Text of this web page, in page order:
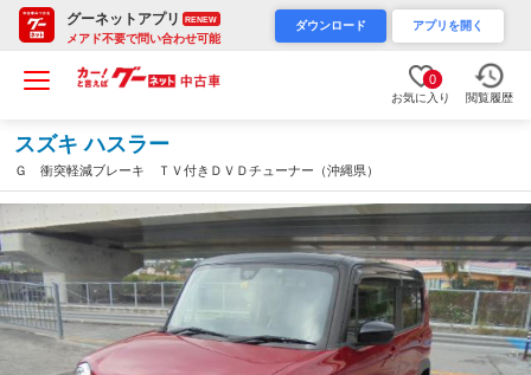
グーネットアプリ RENEW
メアド不要で問い合わせ可能
ダウンロード アプリを開く
0
お気に入り 閲覧履歴
スズキ ハスラー
Ｇ 衝突軽減ブレーキ ＴＶ付きＤＶＤチューナー（沖縄県）